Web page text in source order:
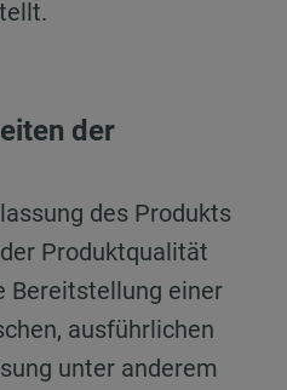
der
des Produkts
Produktqualität
Bereitstellung einer
ausführlichen
unter anderem